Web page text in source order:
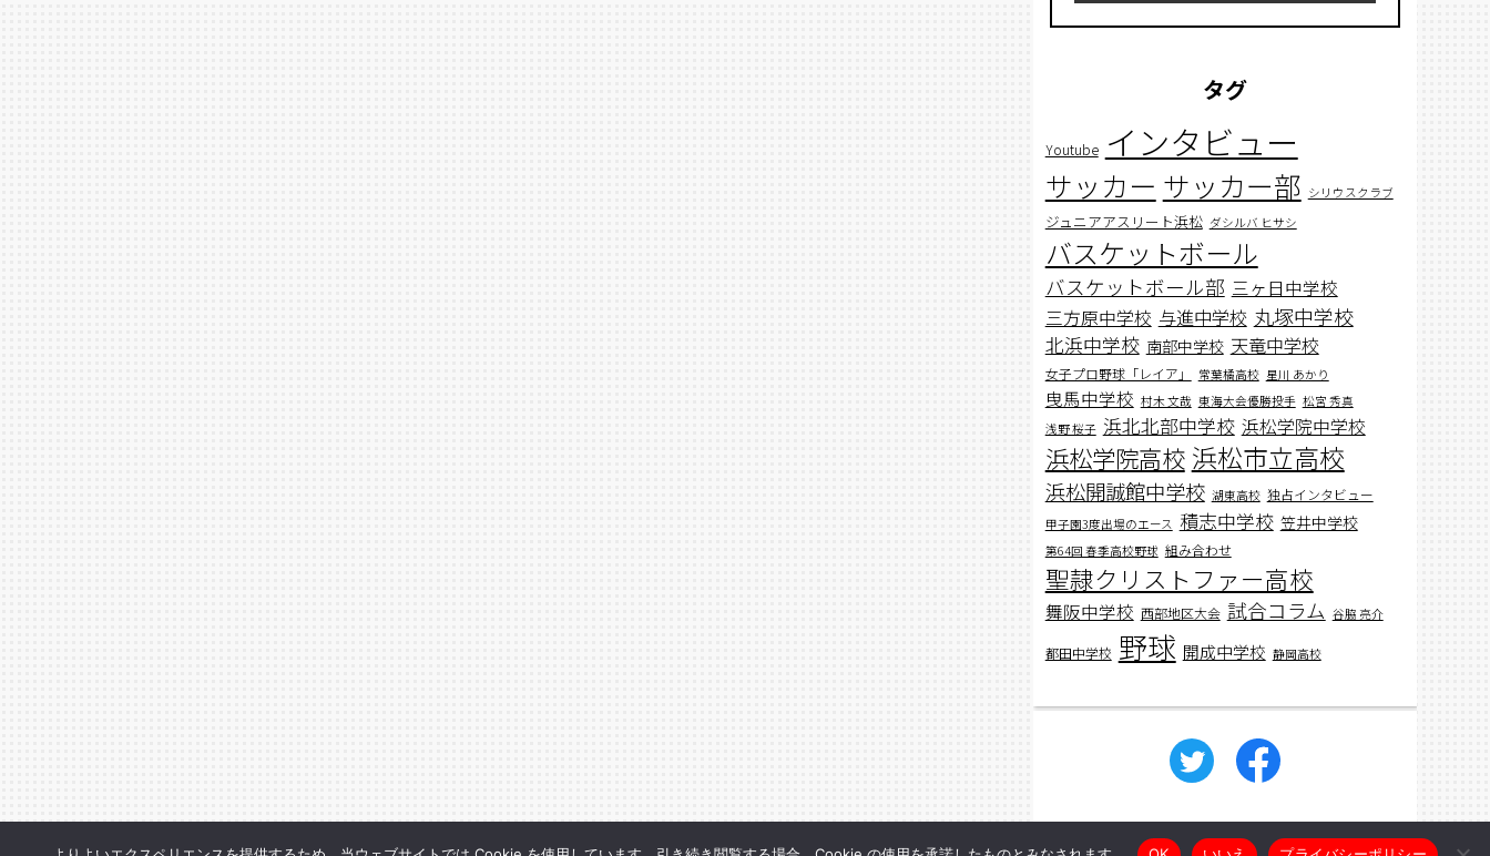
タグ
Youtube インタビュー
サッカー サッカー部 シリウスクラブ
ジュニアアスリート浜松 ダシルバ ヒサシ
バスケットボール
バスケットボール部 三ヶ日中学校
三方原中学校 与進中学校 丸塚中学校
北浜中学校 南部中学校 天竜中学校
女子プロ野球「レイア」 常葉橘高校 星川 あかり
曳馬中学校 村木 文哉 東海大会優勝投手 松宮 秀真
浅野 桜子 浜北北部中学校 浜松学院中学校
浜松学院高校 浜松市立高校
浜松開誠館中学校 湖東高校 独占インタビュー
甲子園3度出場のエース 積志中学校 笠井中学校
第64回 春季高校野球 組み合わせ
聖隷クリストファー高校
舞阪中学校 西部地区大会 試合コラム 谷脇 亮介
都田中学校 野球 開成中学校 静岡高校
ジュニアアスリート浜松